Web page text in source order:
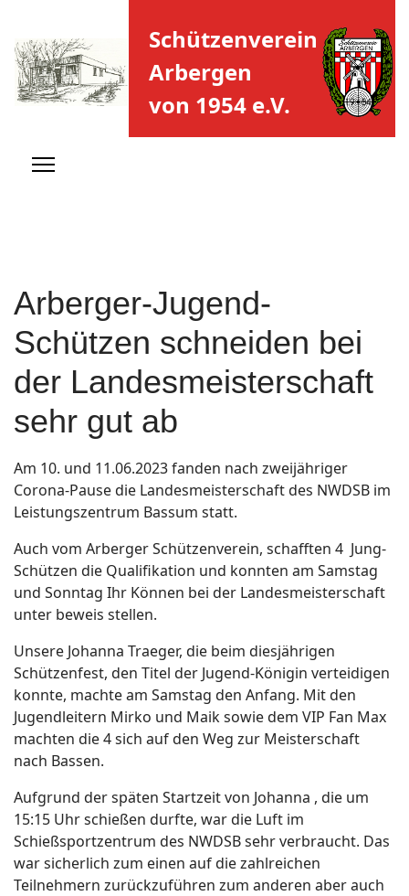
Schützenverein
Arbergen
von 1954 e.V.
Arberger-Jugend-
Schützen schneiden bei
der Landesmeisterschaft
sehr gut ab
Am 10. und 11.06.2023 fanden nach zweijähriger
Corona-Pause die Landesmeisterschaft des NWDSB im
Leistungszentrum Bassum statt.
Auch vom Arberger Schützenverein, schafften 4 Jung-
Schützen die Qualifikation und konnten am Samstag
und Sonntag Ihr Können bei der Landesmeisterschaft
unter beweis stellen.
Unsere Johanna Traeger, die beim diesjährigen
Schützenfest, den Titel der Jugend-Königin verteidigen
konnte, machte am Samstag den Anfang. Mit den
Jugendleitern Mirko und Maik sowie dem VIP Fan Max
machten die 4 sich auf den Weg zur Meisterschaft
nach Bassen.
Aufgrund der späten Startzeit von Johanna , die um
15:15 Uhr schießen durfte, war die Luft im
Schießsportzentrum des NWDSB sehr verbraucht. Das
war sicherlich zum einen auf die zahlreichen
Teilnehmern zurückzuführen zum anderen aber auch